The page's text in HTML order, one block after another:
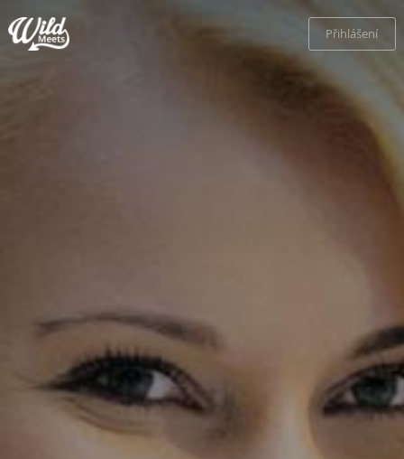
Přihlášení